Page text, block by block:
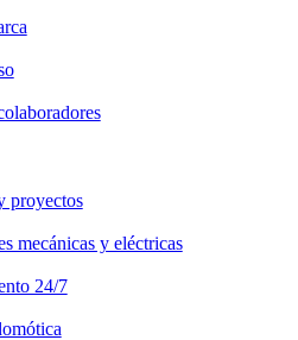
proyectos
mecánicas y eléctricas
24/7